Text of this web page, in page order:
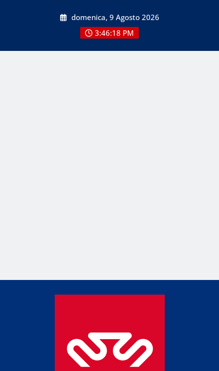
domenica, 9 Agosto 2026
3:46:18 PM